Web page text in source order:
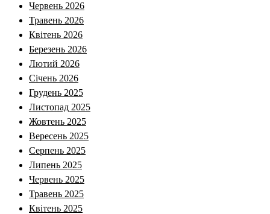
Червень 2026
Травень 2026
Квітень 2026
Березень 2026
Лютий 2026
Січень 2026
Грудень 2025
Листопад 2025
Жовтень 2025
Вересень 2025
Серпень 2025
Липень 2025
Червень 2025
Травень 2025
Квітень 2025